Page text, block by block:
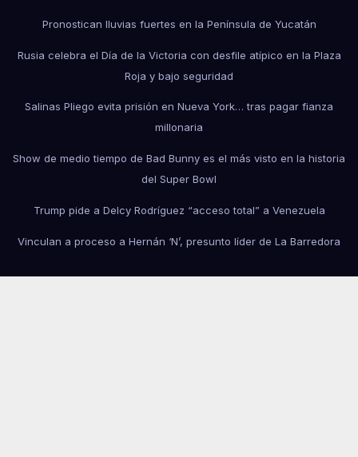
Pronostican lluvias fuertes en la Península de Yucatán
Rusia celebra el Día de la Victoria con desfile atípico en la Plaza
Roja y bajo seguridad
Salinas Pliego evita prisión en Nueva York… tras pagar fianza
millonaria
Show de medio tiempo de Bad Bunny es el más visto en la historia
del Super Bowl
Trump pide a Delcy Rodríguez “acceso total” a Venezuela
Vinculan a proceso a Hernán ‘N’, presunto líder de La Barredora